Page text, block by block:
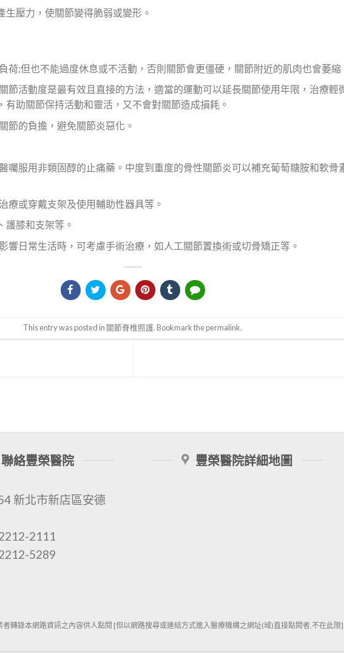
壓力，使關節變得脆弱或變形。
荷;但也不能過度休息或不活動，否則關節會更僵硬，關節附近的肌肉也會萎縮
節活動度是最有效且直接的方法，適當的運動可以延長關節使用年限，治療輕
助關節保持活動和靈活，又不會對關節造成損耗。
節的負擔，避免關節炎惡化。
囑服用非類固醇的止痛藥。中度到重度的骨性關節炎可以補充葡萄糖胺和軟骨
療或穿戴支架及使用輔助性器具等。
護膝和支架等。
響日常生活時，可考慮手術治療，如人工關節置換術或切骨矯正等。
This entry was posted in 關節脊椎照護. Bookmark thepermalink.
聯絡豐榮醫院
新北市新店區安德
2111
5289
豐榮醫院詳細地圖
轉錄本網路資訊之內容供人點閱 [但以網路搜尋或連結方式進入醫療機構之網址(域)直接點閱者,不在此限]